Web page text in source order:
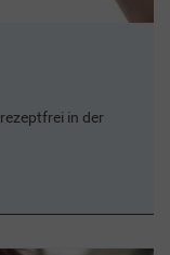
in der